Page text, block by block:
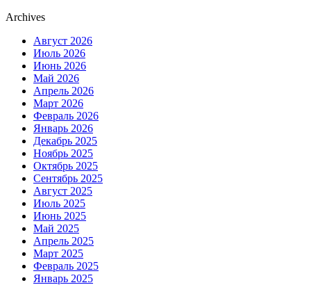
Archives
Август 2026
Июль 2026
Июнь 2026
Май 2026
Апрель 2026
Март 2026
Февраль 2026
Январь 2026
Декабрь 2025
Ноябрь 2025
Октябрь 2025
Сентябрь 2025
Август 2025
Июль 2025
Июнь 2025
Май 2025
Апрель 2025
Март 2025
Февраль 2025
Январь 2025